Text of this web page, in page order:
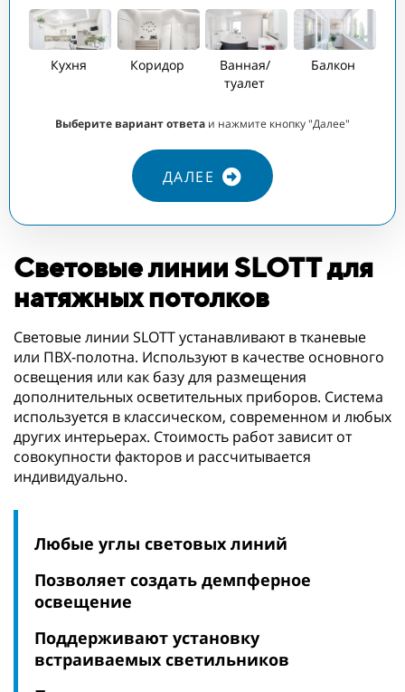
Кухня Коридор
Ванная/
туалет
Балкон
Выберите вариант ответа и нажмите кнопку "Далее"
ДАЛЕЕ
Световые линии SLOTT для
натяжных потолков
Световые линии SLOTT устанавливают в тканевые
или ПВХ-полотна. Используют в качестве основного
освещения или как базу для размещения
дополнительных осветительных приборов. Система
используется в классическом, современном и любых
других интерьерах. Стоимость работ зависит от
совокупности факторов и рассчитывается
индивидуально.
Любые углы световых линий
Позволяет создать демпферное
освещение
Поддерживают установку
встраиваемых светильников